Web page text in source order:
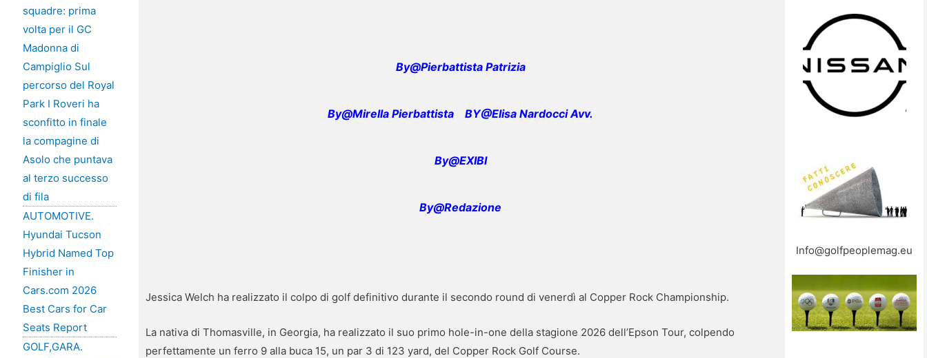
squadre: prima
volta per il GC
Madonna di
Campiglio Sul
percorso del Royal
Park I Roveri ha
sconfitto in finale
la compagine di
Asolo che puntava
al terzo successo
di fila
AUTOMOTIVE.
Hyundai Tucson
Hybrid Named Top
Finisher in
Cars.com 2026
Best Cars for Car
Seats Report
GOLF,GARA.
By@Pierbattista Patrizia
By@Mirella PierbattistaBY@Elisa Nardocci Avv.
By@EXIBI
By@Redazione
Jessica Welch ha realizzato il colpo di golf definitivo durante il secondo round di venerdì al Copper Rock Championship.
La nativa di Thomasville, in Georgia, ha realizzato il suo primo hole-in-one della stagione 2026 dell’Epson Tour, colpendo
perfettamente un ferro 9 alla buca 15, un par 3 di 123 yard, del Copper Rock Golf Course.
Info@golfpeoplemag.eu